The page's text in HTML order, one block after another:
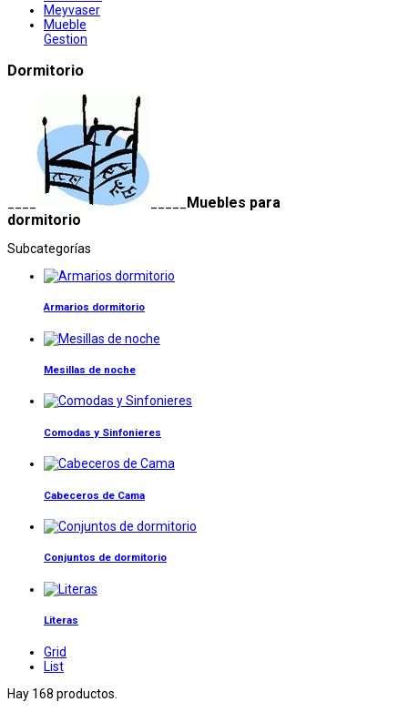
Meyvaser
Mueble
Gestion
Dormitorio
Muebles para
dormitorio
Subcategorías
Armarios dormitorio
Mesillas de noche
Comodas y Sinfonieres
Cabeceros de Cama
Conjuntos de dormitorio
Literas
Grid
List
Hay 168 productos.